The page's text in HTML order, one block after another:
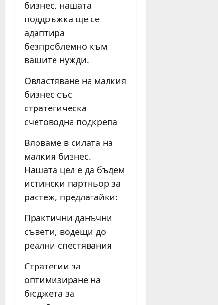
бизнес, нашата
поддръжка ще се
адаптира
безпроблемно към
вашите нужди.
Овластяване на малкия
бизнес със
стратегическа
счетоводна подкрепа
Вярваме в силата на
малкия бизнес.
Нашата цел е да бъдем
истински партньор за
растеж, предлагайки:
Практични данъчни
съвети, водещи до
реални спестявания
Стратегии за
оптимизиране на
бюджета за